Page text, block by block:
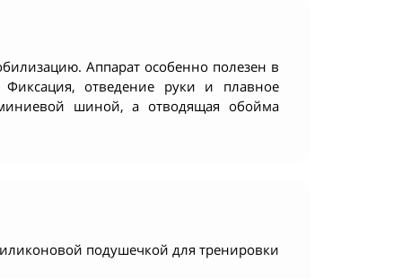
Аппарат особенно полезен в
Фиксация, отведение руки и плавное
шиной, а отводящая обойма
подушечкой для тренировки